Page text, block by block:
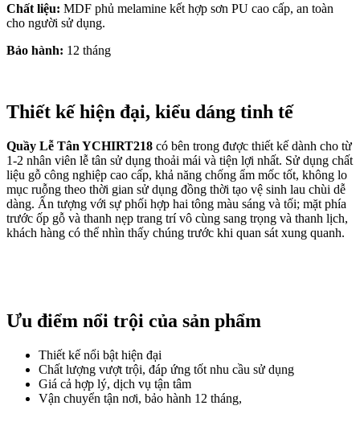
Chất liệu: MDF phủ melamine kết hợp sơn PU cao cấp, an toàn
cho người sử dụng.
Bảo hành: 12 tháng
Thiết kế hiện đại, kiểu dáng tinh tế
Quầy Lễ Tân YCHIRT218 có bên trong được thiết kế dành cho từ
1-2 nhân viên lễ tân sử dụng thoải mái và tiện lợi nhất. Sử dụng chất
liệu gỗ công nghiệp cao cấp, khả năng chống ẩm mốc tốt, không lo
mục ruỗng theo thời gian sử dụng đồng thời tạo vệ sinh lau chùi dễ
dàng. Ấn tượng với sự phối hợp hai tông màu sáng và tối; mặt phía
trước ốp gỗ và thanh nẹp trang trí vô cùng sang trọng và thanh lịch,
khách hàng có thể nhìn thấy chúng trước khi quan sát xung quanh.
Ưu điểm nổi trội của sản phẩm
Thiết kế nổi bật hiện đại
Chất lượng vượt trội, đáp ứng tốt nhu cầu sử dụng
Giá cả hợp lý, dịch vụ tận tâm
Vận chuyển tận nơi, bảo hành 12 tháng,